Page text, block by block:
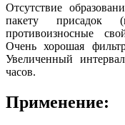
Отсутствие
пакету присадок
противоизносные
Очень хорошая
Увеличенный
часов.
Применение: